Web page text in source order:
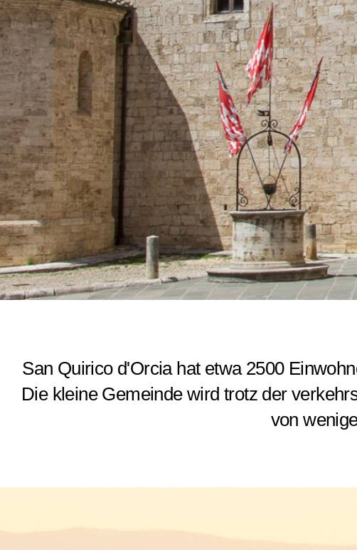
San Quirico d'Orcia hat etwa 2500
Die kleine Gemeinde wird trotz der
von